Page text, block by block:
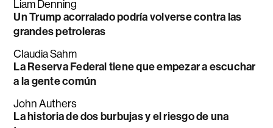
Liam Denning
Un Trump acorralado podría volverse contra las
grandes petroleras
Claudia Sahm
La Reserva Federal tiene que empezar a escuchar
a la gente común
John Authers
La historia de dos burbujas y el riesgo de una